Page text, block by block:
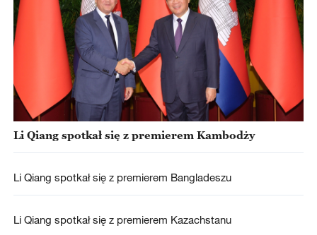
Li Qiang spotkał się z premierem Kambodży
Li Qiang spotkał się z premierem Bangladeszu
Li Qiang spotkał się z premierem Kazachstanu